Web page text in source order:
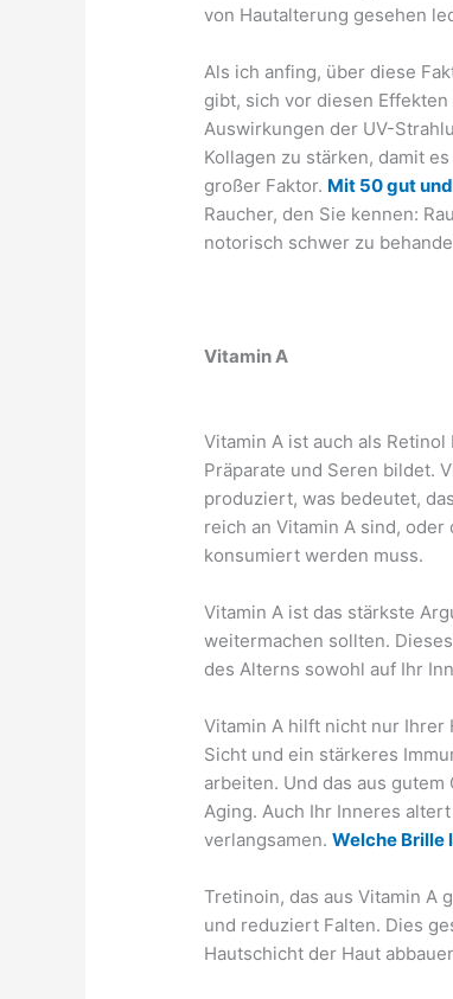
von Hautalterung gesehen
Als ich anfing, über diese
gibt, sich vor diesen
Auswirkungen der UV-
Kollagen zu stärken, damit
großer Faktor. Mit 50 gut
Raucher, den Sie kennen:
notorisch schwer zu
​Vitamin A
Vitamin A ist auch als
Präparate und Seren bildet.
produziert, was bedeutet,
reich an Vitamin A sind,
konsumiert werden muss.
Vitamin A ist das stärkste
weitermachen sollten.
des Alterns sowohl auf Ihr
Vitamin A hilft nicht nur Ihrer
Sicht und ein stärkeres
arbeiten. Und das aus
Aging. Auch Ihr Inneres
verlangsamen.Welche Brille
Tretinoin, das aus Vitamin A
und reduziert Falten. Dies
Hautschicht der Haut